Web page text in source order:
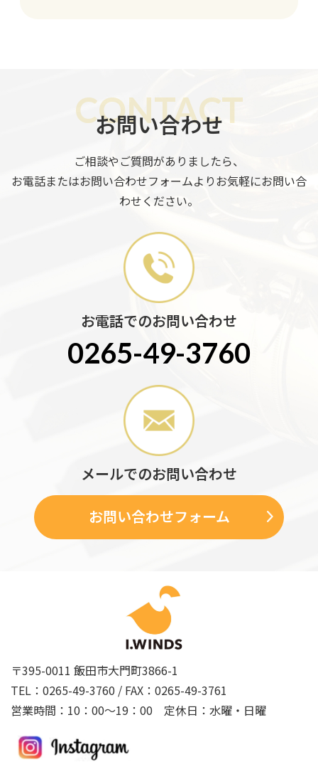
お問い合わせ
CONTACT
ご相談やご質問がありましたら、
お電話またはお問い合わせフォームよりお気軽にお問い合
わせください。
お電話でのお問い合わせ
0265-49-3760
メールでのお問い合わせ
お問い合わせフォーム
〒395-0011 飯田市大門町3866-1
TEL：0265-49-3760 / FAX：0265-49-3761
営業時間：10：00〜19：00 定休日：水曜・日曜